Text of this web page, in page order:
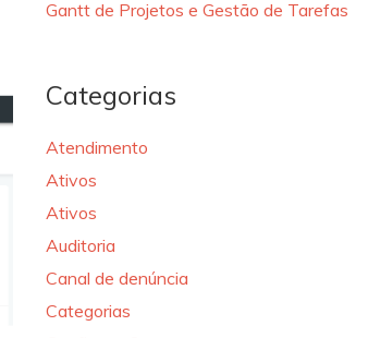
Gantt de Projetos e Gestão de Tarefas
Categorias
Atendimento
Ativos
Ativos
Auditoria
Canal de denúncia
Categorias